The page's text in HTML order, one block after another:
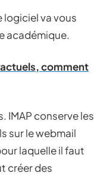
logiciel va vous
académique.
comment
IMAP conserve les
sur le webmail
laquelle il faut
créer des